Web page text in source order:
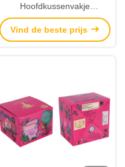
Hoofdkussenvakje
Verpakking met Heet het
Stempelen Purper Embleem
Vind de beste prijs